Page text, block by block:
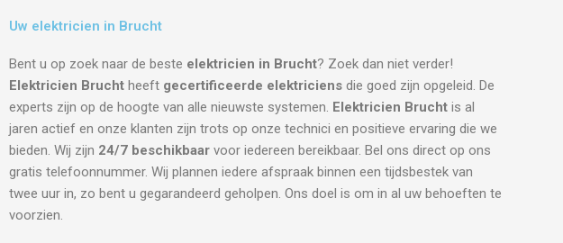
Uw elektricien in Brucht
Bent u op zoek naar de beste elektricien in Brucht? Zoek dan niet verder!
Elektricien Brucht heeft gecertificeerde elektriciens die goed zijn opgeleid. De
experts zijn op de hoogte van alle nieuwste systemen. Elektricien Brucht is al
jaren actief en onze klanten zijn trots op onze technici en positieve ervaring die we
bieden. Wij zijn 24/7 beschikbaar voor iedereen bereikbaar. Bel ons direct op ons
gratis telefoonnummer. Wij plannen iedere afspraak binnen een tijdsbestek van
twee uur in, zo bent u gegarandeerd geholpen. Ons doel is om in al uw behoeften te
voorzien.